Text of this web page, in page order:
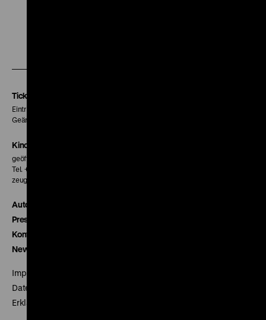
Tickets
Eintritt 5 €
Geänderte Preise sind im Programm vermerkt.
Kinokasse
geöffnet 30 Minuten vor Beginn der ersten Vorstellung
Tel. + 49 30 20304-770
zeughauskino@dhm.de
Autor*innen
Presse
Kontakt
Newsletter
Impressum
Datenschutz
Erklärung digitale Barrierefreiheit